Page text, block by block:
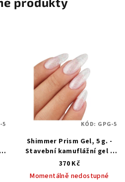
5
Shimmer Prism Gel, 5 g. -
Stavební kamuflážní gel s
třpytkami
370 Kč
Momentálně nedostupné
KÓD: GPG-5